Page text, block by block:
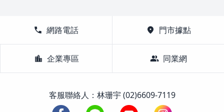
call 網路電話 location_on 門市據點
location_city 企業專區 group 同業網
客服聯絡人：林珊宇 (02)6609-7119